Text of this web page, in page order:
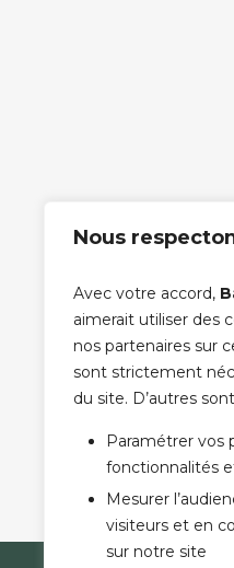
Nous
Avec votre accord,
aimerait utiliser des
nos partenaires sur
sont strictement
du site. D’autres
Paramétrer vos
fonctionnalités
Mesurer
visiteurs et en
sur notre site